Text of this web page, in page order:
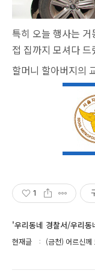
특히 오늘 행사는
접 집까지 모셔다 드
할머니 할아버지의
1
'우리동네 경찰서/우리
현재글 (금천) 어르신께